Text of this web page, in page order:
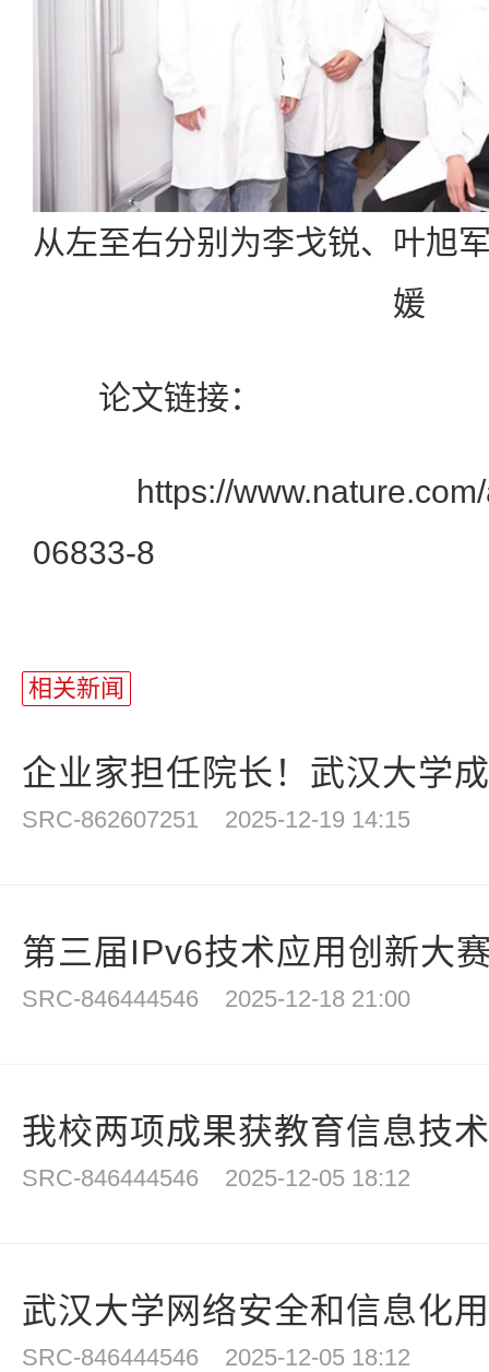
从左至右分别为李戈锐、叶旭
媛
论文链接：
https://www.nature.com/
06833-8
相关新闻
企业家担任院长！武汉大学
SRC-862607251 2025-12-19 14:15
第三届IPv6技术应用创新大
SRC-846444546 2025-12-18 21:00
我校两项成果获教育信息技
SRC-846444546 2025-12-05 18:12
武汉大学网络安全和信息化
SRC-846444546 2025-12-05 18:12